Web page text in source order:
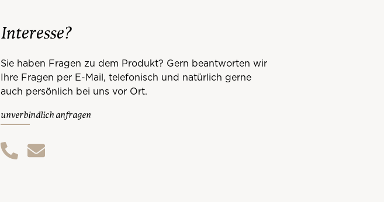
Interesse?
Sie haben Fragen zu dem Produkt? Gern beantworten wir
Ihre Fragen per E-Mail, telefonisch und natürlich gerne
auch persönlich bei uns vor Ort.
unverbindlich anfragen